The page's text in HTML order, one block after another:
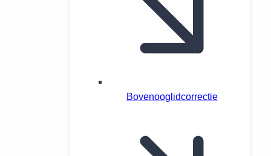
Bovenooglidcorrectie